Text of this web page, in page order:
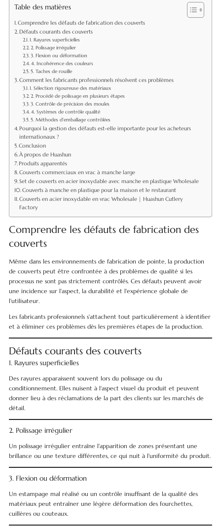
Table des matières
Comprendre les défauts de fabrication des couverts
Défauts courants des couverts
1. Rayures superficielles
2. Polissage irrégulier
3. Flexion ou déformation
4. Incohérence des couleurs
5. Taches de rouille
Comment les fabricants professionnels résolvent ces problèmes
1. Sélection rigoureuse des matériaux
2. Procédé de polissage en plusieurs étapes
3. Contrôle de précision des moules
4. Systèmes de contrôle qualité
5. Méthodes d'emballage contrôlées
Pourquoi la gestion des défauts est-elle importante pour les acheteurs
internationaux ?
Conclusion
À propos de Huashun
Produits apparentés
Couverts commerciaux en vrac à manche large
Set de couverts en acier inoxydable avec manche en plastique Wholesale
Couverts à manche en plastique pour la maison et le restaurant
Couverts en acier inoxydable en vrac Wholesale | Huashun Cutlery
Factory
Comprendre les défauts de fabrication des
couverts
Même dans les environnements de fabrication de pointe, la production
de couverts peut être confrontée à des problèmes de qualité si les
processus ne sont pas strictement contrôlés. Ces défauts peuvent avoir
une incidence sur l'aspect, la durabilité et l'expérience globale de
l'utilisateur.
Les fabricants professionnels s'attachent tout particulièrement à identifier
et à éliminer ces problèmes dès les premières étapes de la production.
Défauts courants des couverts
1. Rayures superficielles
Des rayures apparaissent souvent lors du polissage ou du
conditionnement. Elles nuisent à l'aspect visuel du produit et peuvent
donner lieu à des réclamations de la part des clients sur les marchés de
détail.
2. Polissage irrégulier
Un polissage irrégulier entraîne l'apparition de zones présentant une
brillance ou une texture différentes, ce qui nuit à l'uniformité du produit.
3. Flexion ou déformation
Un estampage mal réalisé ou un contrôle insuffisant de la qualité des
matériaux peut entraîner une légère déformation des fourchettes,
cuillères ou couteaux.